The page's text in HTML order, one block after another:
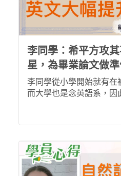
李同學：希平方攻
星，為畢業論文做準
李同學從小學開始就有在
而大學也是念英語系，因
文論文，對她來說相當
文程度相當的不足，直到
快速，而翻譯變得相當道